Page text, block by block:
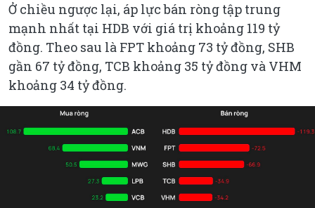
Ở chiều ngược lại, áp lực bán ròng tập trung
mạnh nhất tại HDB với giá trị khoảng 119 tỷ
đồng. Theo sau là FPT khoảng 73 tỷ đồng, SHB
gần 67 tỷ đồng, TCB khoảng 35 tỷ đồng và VHM
khoảng 34 tỷ đồng.